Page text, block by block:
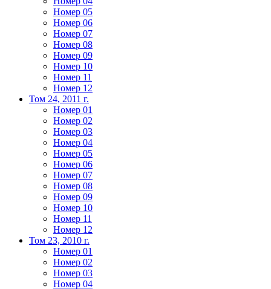
Номер 05
Номер 06
Номер 07
Номер 08
Номер 09
Номер 10
Номер 11
Номер 12
Том 24, 2011 г.
Номер 01
Номер 02
Номер 03
Номер 04
Номер 05
Номер 06
Номер 07
Номер 08
Номер 09
Номер 10
Номер 11
Номер 12
Том 23, 2010 г.
Номер 01
Номер 02
Номер 03
Номер 04